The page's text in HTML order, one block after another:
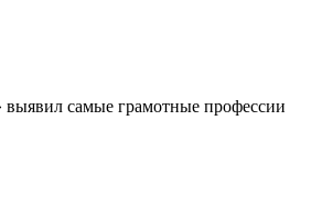
выявил самые грамотные профессии